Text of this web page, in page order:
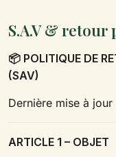
S.A.V &
📦 POLITIQUE DE
(SAV)
Dernière mise à
ARTICLE 1 – OBJET